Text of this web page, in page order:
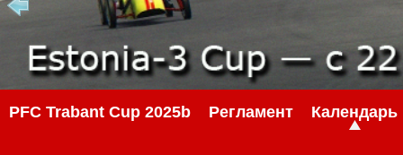
PFC Trabant Cup 2025b Регламент Календарь